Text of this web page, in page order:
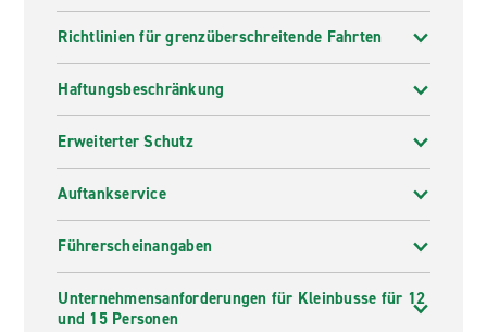
Richtlinien für grenzüberschreitende Fahrten
Haftungsbeschränkung
Erweiterter Schutz
Auftankservice
Führerscheinangaben
Unternehmensanforderungen für Kleinbusse für 12
und 15 Personen